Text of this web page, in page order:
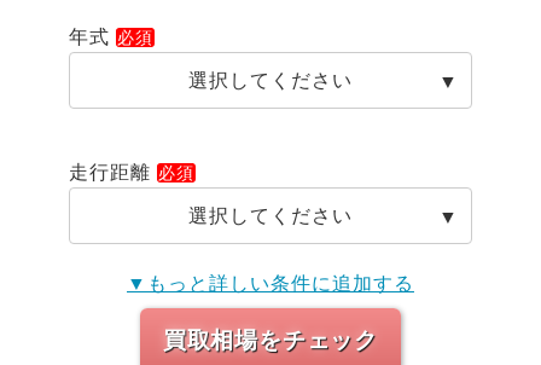
年式
選択してください
走行距離
選択してください
▼もっと詳しい条件に追加する
買取相場をチェック